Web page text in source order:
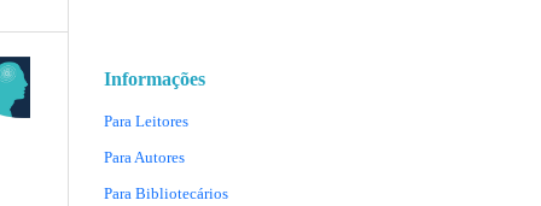
Informações
Para Leitores
Para Autores
Para Bibliotecários